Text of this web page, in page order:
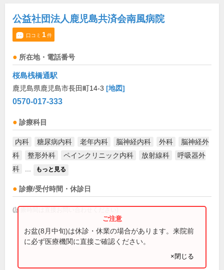
公益社団法人鹿児島共済会南風病院
口コミ 1件
所在地・電話番号
桜島桟橋通駅
鹿児島県鹿児島市長田町14-3 [地図]
0570-017-333
診療科目
内科 糖尿病内科 老年内科 脳神経内科 外科
脳神経外
科
整形外科 ペインクリニック内科 放射線科
呼吸器外
科
もっと見る
診療/受付時間・休診日
(診療時間は直接お問い合わせください)
お盆(8月中旬)は休診・休業の場合があります。来院前
に必ず医療機関に直接ご確認ください。
×閉じる